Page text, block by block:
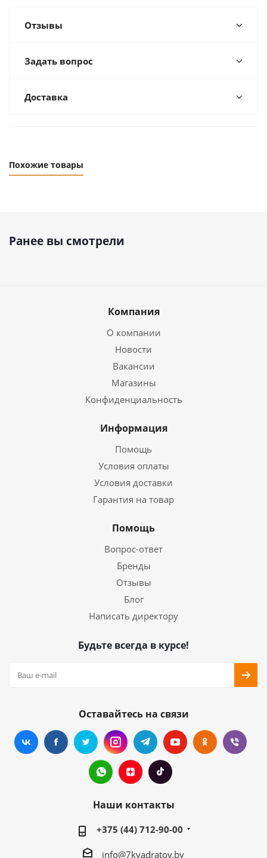
Отзывы
Задать вопрос
Доставка
Похожие товары
Ранее вы смотрели
Компания
О компании
Новости
Вакансии
Магазины
Конфиденциальность
Информация
Помощь
Условия оплаты
Условия доставки
Гарантия на товар
Помощь
Вопрос-ответ
Бренды
Отзывы
Блог
Написать директору
Будьте всегда в курсе!
Оставайтесь на связи
Наши контакты
+375 (44) 712-90-00
info@7kvadratov.by